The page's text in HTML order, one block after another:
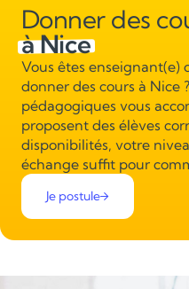
Donner des
à Nice
Vous êtes enseignant(e)
donner des cours à Nice
pédagogiques vous
proposent des élèves
disponibilités, votre
échange suffit pour
Je postule